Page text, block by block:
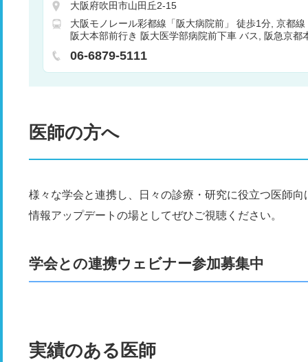
膚科
泌尿器科 産婦人科
歯科
麻酔科 乳腺外科 呼吸器内科
循環器内
器内科
糖尿病内科 内分泌内科 代謝内科
脳神
漢方内科
内分泌外科
神神経科
総合診療科
大阪府吹田市山田丘2-15
大阪モノレール彩都線「阪大病院前」 徒歩1分 京都線
阪大本部前行き 阪大医学部病院前下車 バス
阪急京都
央」阪急バス 阪大本部前行き 阪大医学部病院前下車
06-6879-5111
医師の方へ
様々な学会と連携し、日々の診療・研究に役立つ医師
情報アップデートの場としてぜひご視聴ください。
学会との連携ウェビナー参加募集中
実績のある医師